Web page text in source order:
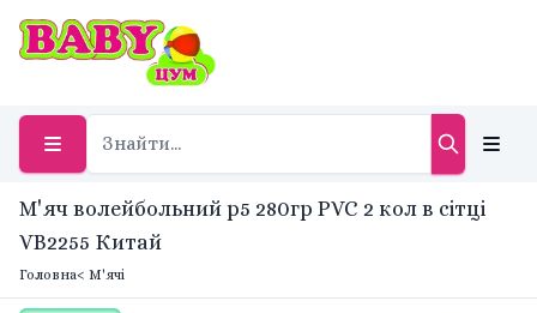
М'яч волейбольний р5 280гр PVC 2 кол в сітці
VB2255 Китай
Головна< М'ячі